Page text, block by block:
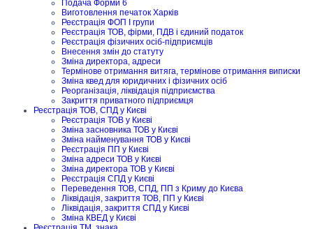
Подача Форми 6
Виготовлення печаток Харків
Реєстрація ФОП I групи
Реєстрація ТОВ, фірми, ПДВ і єдиний податок
Реєстрація фізичних осіб-підприємців
Внесення змін до статуту
Зміна директора, адреси
Термінове отримання витяга, термінове отримання виписки
Зміна квед для юридичних і фізичних осіб
Реорганізація, ліквідація підприємства
Закриття приватного підприємця
Реєстрація ТОВ, СПД у Києві
Реєстрація ТОВ у Києві
Зміна засновника ТОВ у Києві
Зміна найменування ТОВ у Києві
Реєстрація ПП у Києві
Зміна адреси ТОВ у Києві
Зміна директора ТОВ у Києві
Реєстрація СПД у Києві
Переведення ТОВ, СПД, ПП з Криму до Києва
Ліквідація, закриття ТОВ, ПП у Києві
Ліквідація, закриття СПД у Києві
Зміна КВЕД у Києві